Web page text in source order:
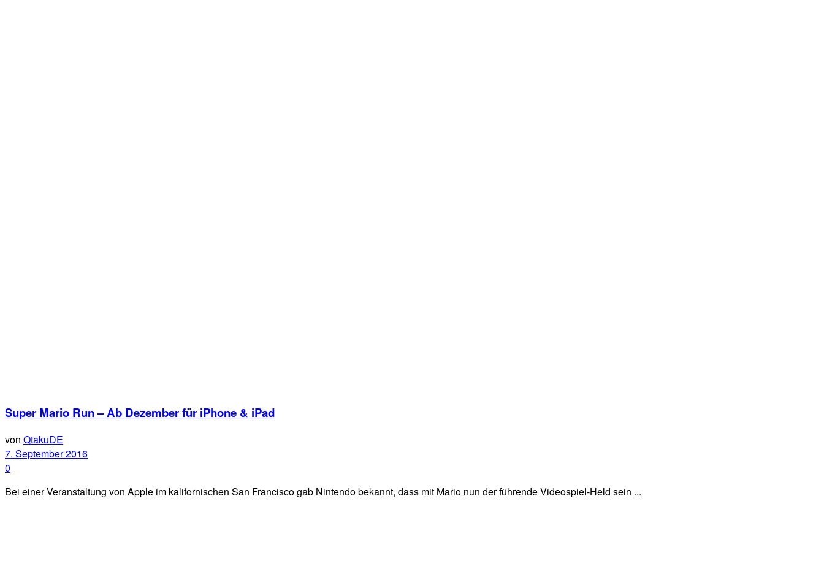
Super Mario Run – Ab Dezember für iPhone & iPad
von QtakuDE
7. September 2016
0
Bei einer Veranstaltung von Apple im kalifornischen San Francisco gab Nintendo bekannt, dass mit Mario nun der führende Videospiel-Held sein ...